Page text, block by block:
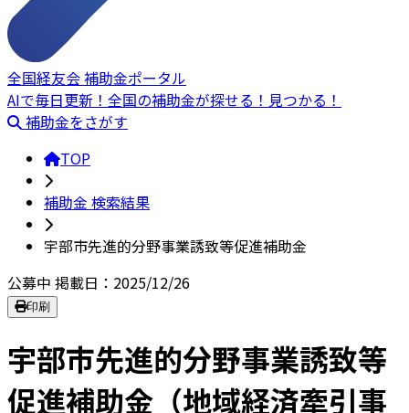
全国経友会 補助金ポータル
AIで毎日更新！全国の補助金が探せる！見つかる！
補助金をさがす
TOP
補助金 検索結果
宇部市先進的分野事業誘致等促進補助金
公募中 掲載日：2025/12/26
印刷
宇部市先進的分野事業誘致等
促進補助金（地域経済牽引事